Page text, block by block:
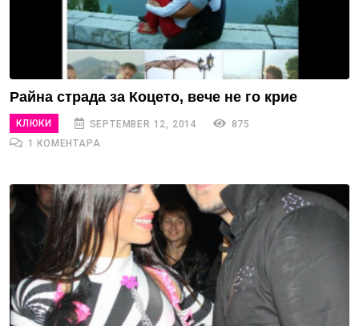
Райна страда за Коцето, вече не го крие
КЛЮКИ SEPTEMBER 12, 2014
875
1 КОМЕНТАРА